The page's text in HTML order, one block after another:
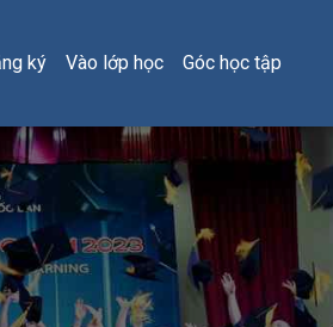
ký Vào lớp học Góc học tập